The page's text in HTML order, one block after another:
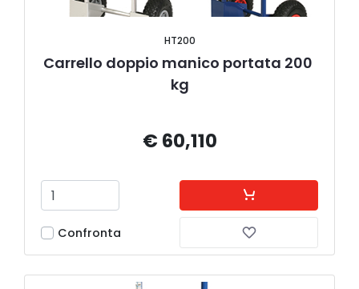
HT200
Carrello doppio manico portata 200
kg
€ 60,110
Confronta